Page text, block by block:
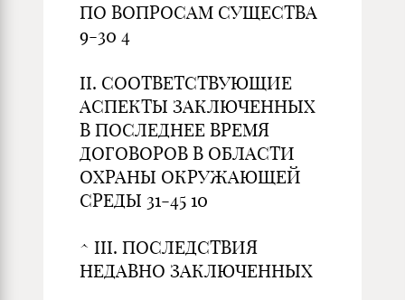
ПО ВОПРОСАМ СУЩЕСТВА
9-30 4
II. СООТВЕТСТВУЮЩИЕ
АСПЕКТЫ ЗАКЛЮЧЕННЫХ
В ПОСЛЕДНЕЕ ВРЕМЯ
ДОГОВОРОВ В ОБЛАСТИ
ОХРАНЫ ОКРУЖАЮЩЕЙ
СРЕДЫ 31-45 10
^ III. ПОСЛЕДСТВИЯ
НЕДАВНО ЗАКЛЮЧЕННЫХ